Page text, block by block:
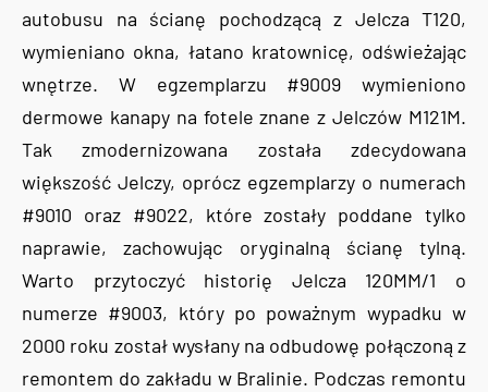
autobusu na ścianę pochodzącą z Jelcza T120,
wymieniano okna, łatano kratownicę, odświeżając
wnętrze. W egzemplarzu #9009 wymieniono
dermowe kanapy na fotele znane z Jelczów M121M.
Tak zmodernizowana została zdecydowana
większość Jelczy, oprócz egzemplarzy o numerach
#9010 oraz #9022, które zostały poddane tylko
naprawie, zachowując oryginalną ścianę tylną.
Warto przytoczyć historię Jelcza 120MM/1 o
numerze #9003, który po poważnym wypadku w
2000 roku został wysłany na odbudowę połączoną z
remontem do zakładu w Bralinie. Podczas remontu